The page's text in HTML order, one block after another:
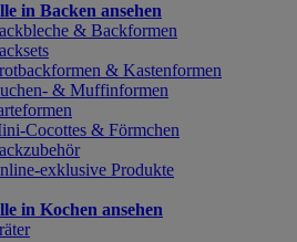
in Backen ansehen
& Backformen
& Kastenformen
& Muffinformen
Cocottes & Förmchen
exklusive Produkte
in Kochen ansehen